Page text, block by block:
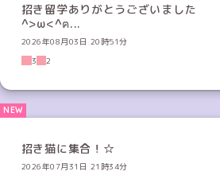
招き留学ありがとうございました
^>ω<^ฅ...
2026年08月03日 20時51分
3
2
招き猫に集合！☆
2026年07月31日 21時34分